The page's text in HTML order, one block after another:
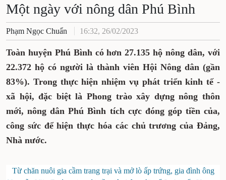
Một ngày với nông dân Phú
Bình
Phạm Ngọc Chuẩn 16:32, 26/02/2023
Toàn huyện Phú Bình có hơn 27.135 hộ nông
dân, với 22.372 hộ có người là thành viên Hội
Nông dân (gần 83%). Trong thực hiện nhiệm
vụ phát triển kinh tế - xã hội, đặc biệt là
Phong trào xây dựng nông thôn mới, nông
dân Phú Bình tích cực đóng góp tiền của,
của Đảng, Nhà nước.